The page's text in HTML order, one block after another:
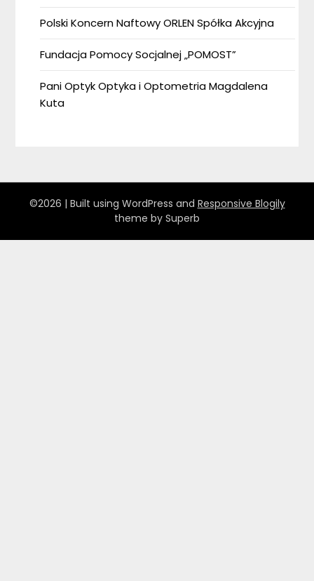
Polski Koncern Naftowy ORLEN Spółka Akcyjna
Fundacja Pomocy Socjalnej „POMOST”
Pani Optyk Optyka i Optometria Magdalena
Kuta
©2026 | Built using WordPress and Responsive Blogily
theme by Superb